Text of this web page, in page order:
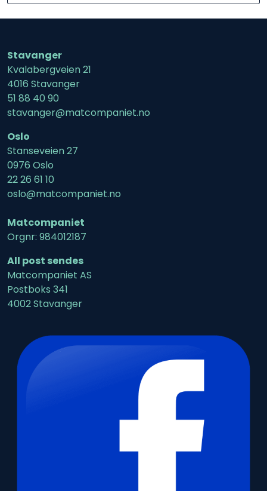
Stavanger
Kvalabergveien 21
4016 Stavanger
51 88 40 90
stavanger@matcompaniet.no
Oslo
Stanseveien 27
0976 Oslo
22 26 61 10
oslo@matcompaniet.no
Matcompaniet
Orgnr: 984012187
All post sendes
Matcompaniet AS
Postboks 341
4002 Stavanger